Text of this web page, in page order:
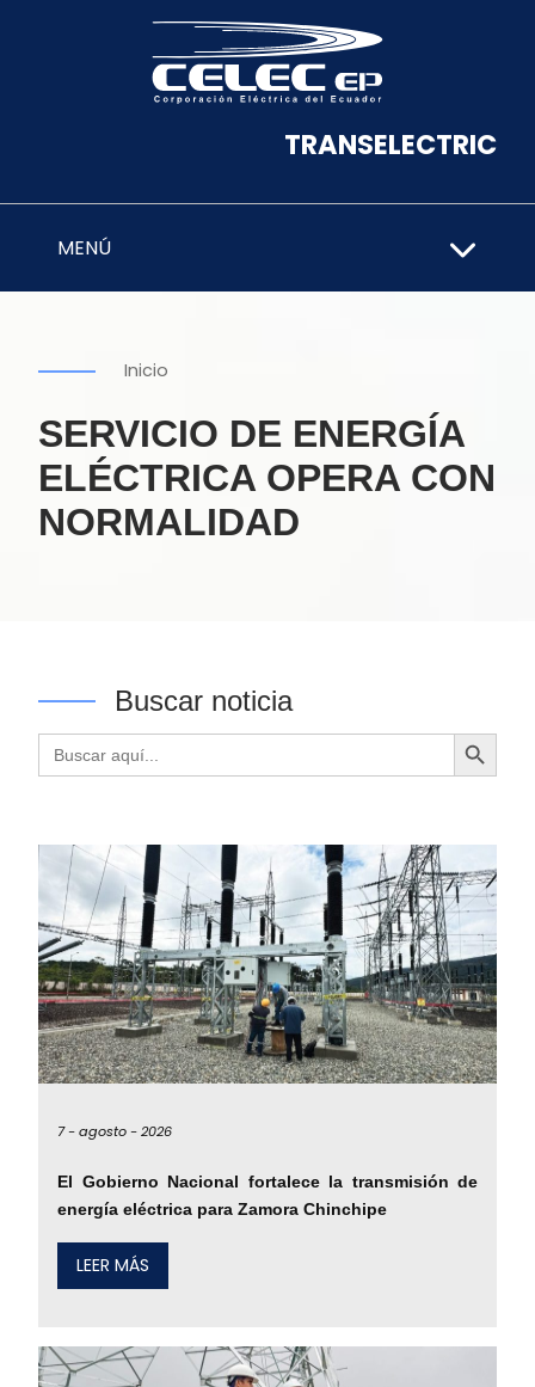
TRANSELECTRIC
MENÚ
Inicio
SERVICIO DE ENERGÍA
ELÉCTRICA OPERA CON
NORMALIDAD
Buscar noticia
Buscar: Botón de búsqueda
7 -agosto -2026
El Gobierno Nacional fortalece la transmisión de
energía eléctrica para Zamora Chinchipe
LEER MÁS